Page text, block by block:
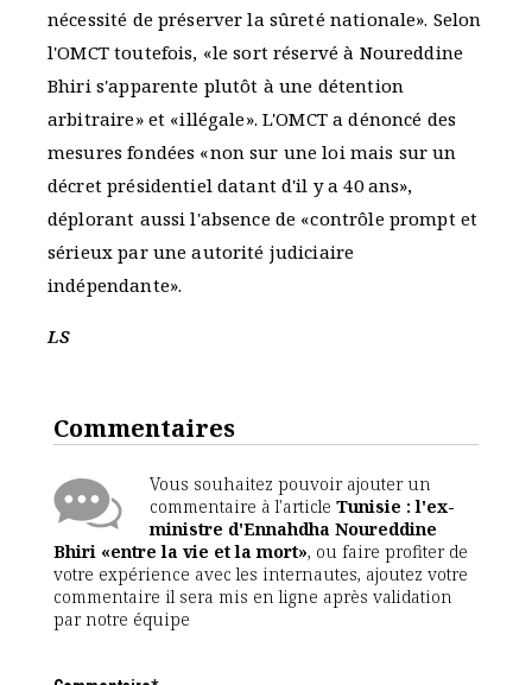
nécessité de préserver la sûreté nationale». Selon
l'OMCT toutefois, «le sort réservé à Noureddine
Bhiri s'apparente plutôt à une détention
arbitraire» et «illégale». L'OMCT a dénoncé des
mesures fondées «non sur une loi mais sur un
décret présidentiel datant d'il y a 40 ans»,
déplorant aussi l'absence de «contrôle prompt et
sérieux par une autorité judiciaire
indépendante».
LS
Commentaires
Vous souhaitez pouvoir ajouter un
commentaire à l'article Tunisie : l'ex-
ministre d'Ennahdha Noureddine
Bhiri «entre la vie et la mort», ou faire profiter de
votre expérience avec les internautes, ajoutez votre
commentaire il sera mis en ligne après validation
par notre équipe